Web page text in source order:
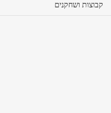
קבוצות ושחקנים
to